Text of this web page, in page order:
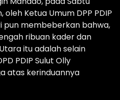
Ketua Umum DPP PDIP
pun membeberkan bahwa,
ribuan kader dan
itu adalah selain
PDIP Sulut Olly
atas kerinduannya